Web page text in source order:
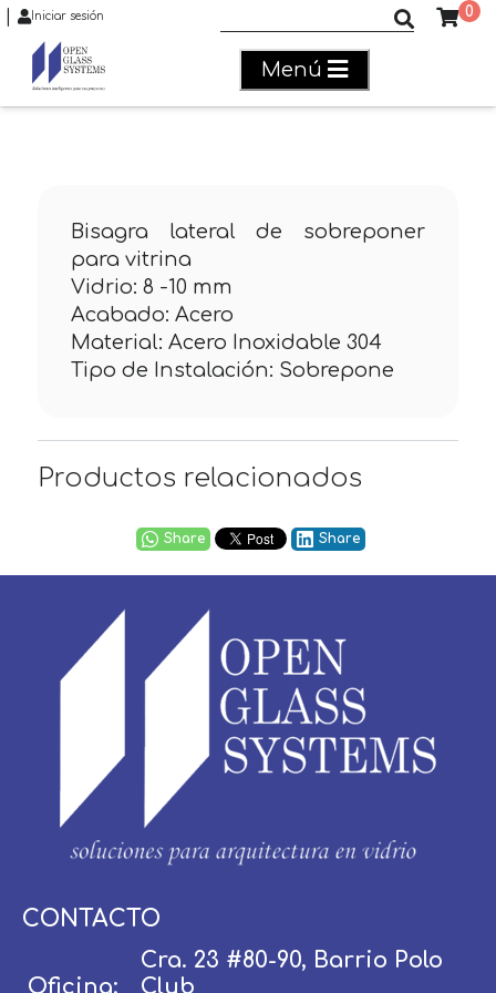
Iniciar sesión 0
Menú
Bisagra lateral de sobreponer
para vitrina
Vidrio: 8 -10 mm
Acabado: Acero
Material: Acero Inoxidable 304
Tipo de Instalación: Sobrepone
Productos relacionados
Share Share
CONTACTO
Oficina:
Cra. 23 #80-90, Barrio Polo
Club